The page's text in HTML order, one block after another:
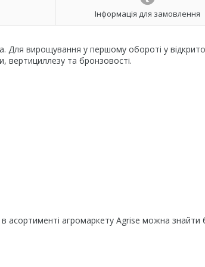
Інформація для замовлення
Для вирощування у першому обороті у
вертициллезу та бронзовості.
асортименті агромаркету Agrise можна знайти